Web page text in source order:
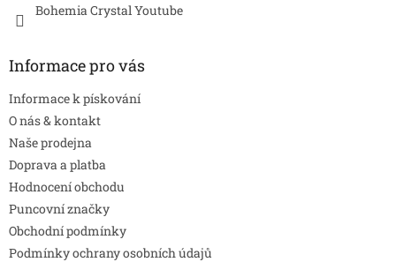
Bohemia Crystal Youtube
Informace pro vás
Informace k pískování
O nás & kontakt
Naše prodejna
Doprava a platba
Hodnocení obchodu
Puncovní značky
Obchodní podmínky
Podmínky ochrany osobních údajů